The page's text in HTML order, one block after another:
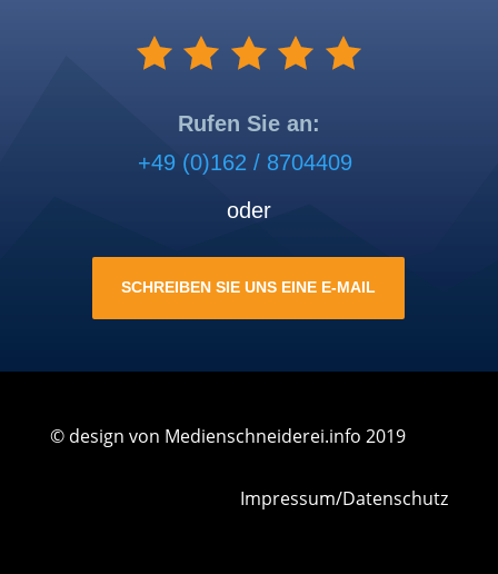
Rufen Sie an:
+49 (0)162 / 8704409
oder
SCHREI­BEN SIE UNS EINE E‑MAIL
© design von Medienschneiderei.info 2019
Impres­sum/Daten­schutz